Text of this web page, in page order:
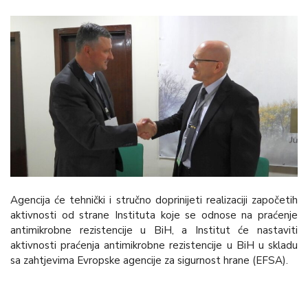
Agencija će tehnički i stručno doprinijeti realizaciji započetih
aktivnosti od strane Instituta koje se odnose na praćenje
antimikrobne rezistencije u BiH, a Institut će nastaviti
aktivnosti praćenja antimikrobne rezistencije u BiH u skladu
sa zahtjevima Evropske agencije za sigurnost hrane (EFSA).